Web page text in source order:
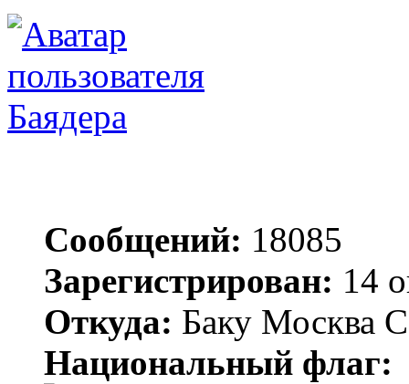
Баядера
Сообщений: 18085
Зарегистрирован: 14
Откуда: Баку Москва
Национальный флаг: